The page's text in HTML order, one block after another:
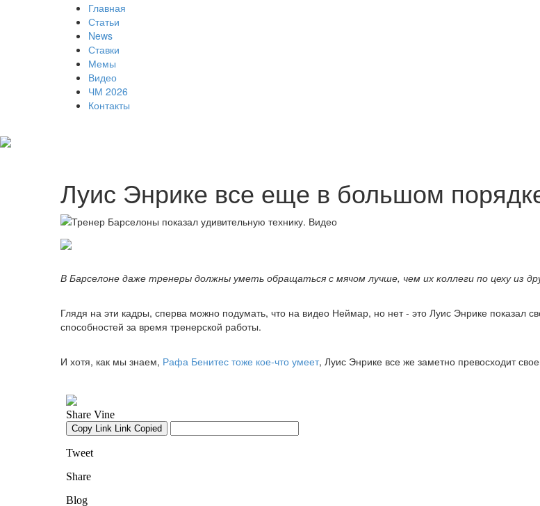
Главная
Статьи
News
Ставки
Мемы
Видео
ЧМ 2026
Контакты
Луис Энрике все еще в большом
В Барселоне даже тренеры должны уметь обращаться с мячом лучше, чем их коллеги по цеху из
Глядя на эти кадры, сперва можно подумать, что на видео Неймар, но нет - это Луис Энрике
способностей за время тренерской работы.
И хотя, как мы знаем, Рафа Бенитес тоже кое-что умеет, Луис Энрике все же заметно превосходит